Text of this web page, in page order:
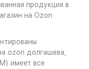
продукция в
на Ozon
ozon долгашева,
имеет все